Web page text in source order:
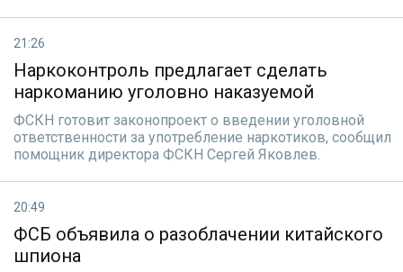
21:26
Наркоконтроль предлагает сделать
наркоманию уголовно наказуемой
ФСКН готовит законопроект о введении уголовной
ответственности за употребление наркотиков, сообщил
помощник директора ФСКН Сергей Яковлев.
20:49
ФСБ объявила о разоблачении китайского
шпиона